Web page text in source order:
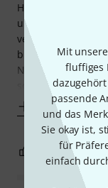
Mit
fluffiges
passende
und das
Sie okay ist,
für
einfach
Hosentasche.
unterwegs, wenn
verwenden
bringen.
Nur leider ist der
sodass man viel
Mehr anzeigen
0